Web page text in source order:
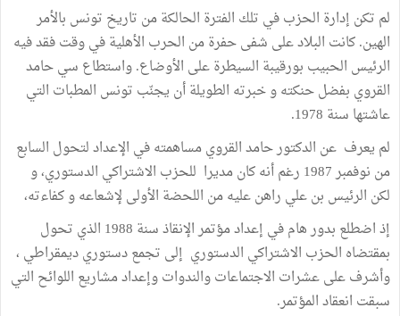
لم تكن إدارة الحزب في تلك الفترة الحالكة من تاريخ تونس بالأمر
الهين. كانت البلاد على شفى حفرة من الحرب الأهلية في وقت فقد فيه
الرئيس الحبيب بورقيبة السيطرة على الأوضاع. واستطاع سي حامد
القروي بفضل حنكته و خبرته الطويلة أن يجنّب تونس المطبات التي
عاشتها سنة 1978.
لم يعرف عن الدكتور حامد القروي مساهمته في الإعداد لتحول السابع
من نوفمبر 1987 رغم أنه كان مديرا للحزب الاشتراكي الدستوري، و
لكن الرئيس بن علي راهن عليه من اللحضة الأولى لإشعاعه و كفاءته،
إذ اضطلع بدور هام في إعداد مؤتمر الإنقاذ سنة 1988 الذي تحول
بمقتضاه الحزب الاشتراكي الدستوري إلى تجمع دستوري ديمقراطي ،
وأشرف على عشرات الاجتماعات والندوات وإعداد مشاريع اللوائح التي
سبقت انعقاد المؤتمر.